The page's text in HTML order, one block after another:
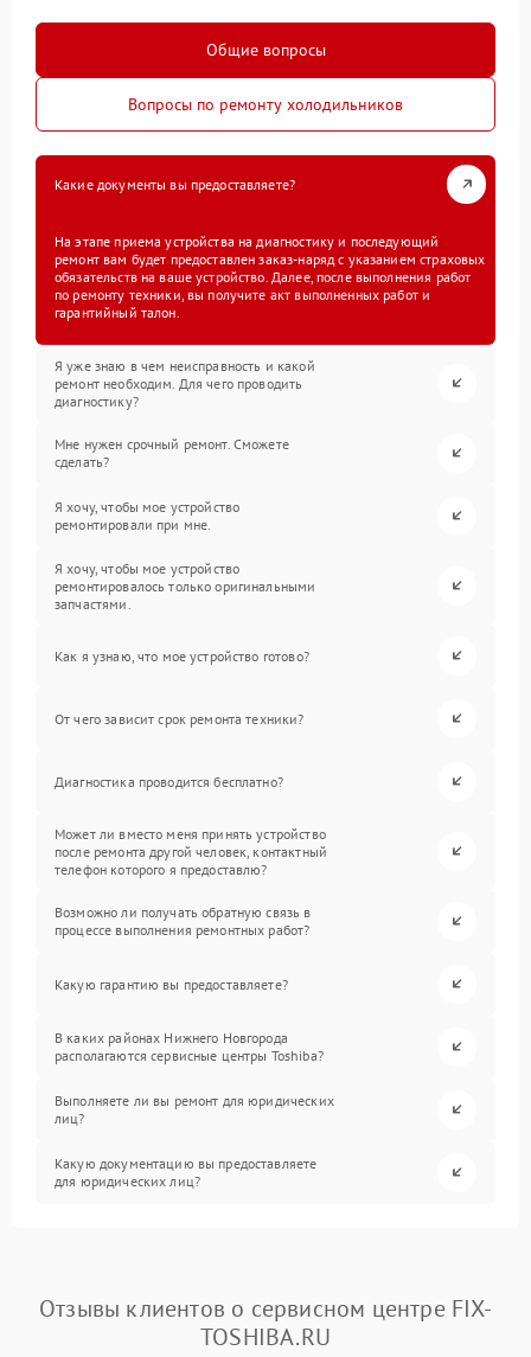
Общие вопросы
Вопросы по ремонту холодильников
Какие документы вы предоставляете?
На этапе приема устройства на диагностику и последующий
ремонт вам будет предоставлен заказ-наряд с указанием страховых
обязательств на ваше устройство. Далее, после выполнения работ
по ремонту техники, вы получите акт выполненных работ и
гарантийный талон.
Я уже знаю в чем неисправность и какой
ремонт необходим. Для чего проводить
диагностику?
Мне нужен срочный ремонт. Сможете
сделать?
Я хочу, чтобы мое устройство
ремонтировали при мне.
Я хочу, чтобы мое устройство
ремонтировалось только оригинальными
запчастями.
Как я узнаю, что мое устройство готово?
От чего зависит срок ремонта техники?
Диагностика проводится бесплатно?
Может ли вместо меня принять устройство
после ремонта другой человек, контактный
телефон которого я предоставлю?
Возможно ли получать обратную связь в
процессе выполнения ремонтных работ?
Какую гарантию вы предоставляете?
В каких районах Нижнего Новгорода
располагаются сервисные центры Toshiba?
Выполняете ли вы ремонт для юридических
лиц?
Какую документацию вы предоставляете
для юридических лиц?
Отзывы клиентов о сервисном центре FIX-
TOSHIBA.RU